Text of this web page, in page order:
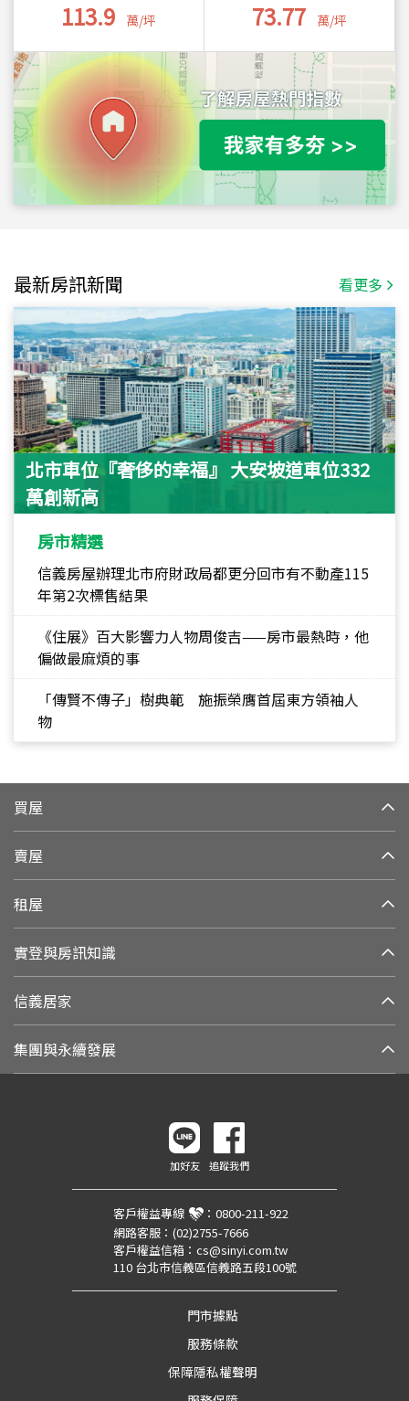
113.9 萬/坪 73.77 萬/坪
最新房訊新聞 看更多
北市車位『奢侈的幸福』 大安坡道車位332
萬創新高
房市精選
信義房屋辦理北市府財政局都更分回市有不動產115
年第2次標售結果
《住展》百大影響力人物周俊吉——房市最熱時，他
偏做最麻煩的事
「傳賢不傳子」樹典範 施振榮膺首屆東方領袖人
物
買屋
賣屋
租屋
實登與房訊知識
信義居家
集團與永續發展
加好友 追蹤我們
客戶權益專線 ： 0800-211-922
網路客服： (02)2755-7666
客戶權益信箱： cs@sinyi.com.tw
110 台北市信義區信義路五段100號
門市據點
服務條款
保障隱私權聲明